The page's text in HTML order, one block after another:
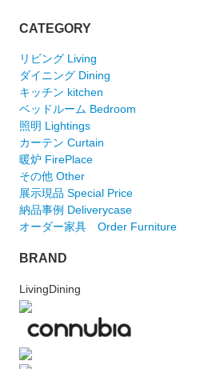
CATEGORY
リビング Living
ダイニング Dining
キッチン kitchen
ベッドルーム Bedroom
照明 Lightings
カーテン Curtain
暖炉 FirePlace
その他 Other
展示現品 Special Price
納品事例 Deliverycase
オーダー家具 Order Furniture
BRAND
LivingDining